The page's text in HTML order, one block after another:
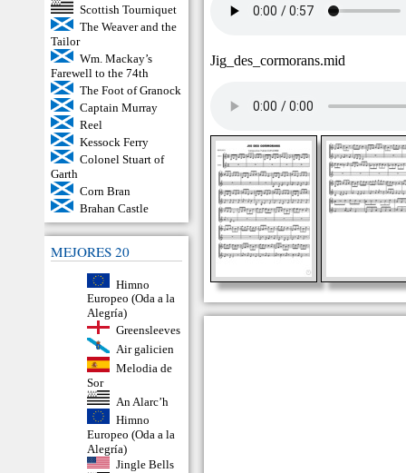
Scottish Tourniquet
The Weaver and the
Tailor
Wm. Mackay’s
Farewell to the 74th
The Foot of Granock
Captain Murray
Reel
Kessock Ferry
Colonel Stuart of
Garth
Corn Bran
Brahan Castle
MEJORES 20
Himno
Europeo (Oda a la
Alegría)
Greensleeves
Air galicien
Melodia de
Sor
An Alarc’h
Himno
Europeo (Oda a la
Alegría)
Jingle Bells
Jig_des_cormorans.mid